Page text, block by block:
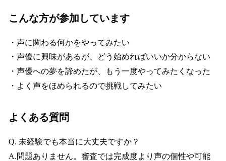
こんな方が参加しています
・声に関わる何かをやってみたい
・声優に興味があるが、どう始めればいいか分からない
・声優への夢を諦めたが、もう一度やってみたくなった
・よく声をほめられるので挑戦してみたい
よくある質問
Q. 未経験でも本当に大丈夫ですか？
A.問題ありません。審査では完成度より声の個性や可能